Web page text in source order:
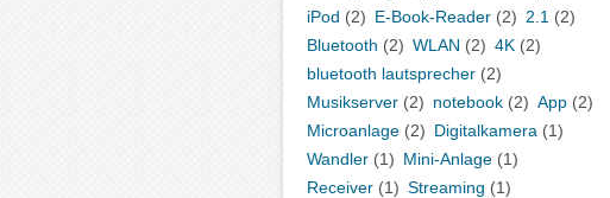
iPod (2) E-Book-Reader (2) 2.1 (2)
Bluetooth (2) WLAN (2) 4K (2)
bluetooth lautsprecher (2)
Musikserver (2) notebook (2) App (2)
Microanlage (2) Digitalkamera (1)
Wandler (1) Mini-Anlage (1)
Receiver (1) Streaming (1)